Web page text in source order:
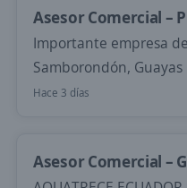
Asesor Comercial –
Importante empresa
Samborondón, Guayas
Hace 3 días
Asesor Comercial –